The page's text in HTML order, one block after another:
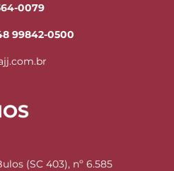
0079
99842-0500
(SC 403), nº 6.585